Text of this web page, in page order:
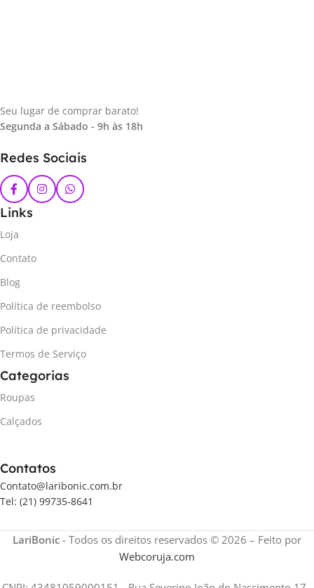
Seu lugar de comprar barato!
Segunda a Sábado - 9h às 18h
Redes Sociais
Links
Loja
Contato
Blog
Política de reembolso
Política de privacidade
Termos de Serviço
Categorias
Roupas
Calçados
Contatos
Contato@laribonic.com.br
Tel: (21) 99735-8641
LariBonic - Todos os direitos reservados © 2026 – Feito por
Webcoruja.com